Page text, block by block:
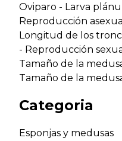
Oviparo - Larva
Reproducción
Longitud de los
- Reproducción
Tamaño de la
Tamaño de la
Categoria
Esponjas y medusas